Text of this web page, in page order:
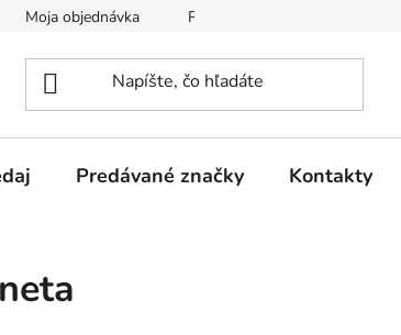
Moja objednávka Reklamačný protokol
Predávané značky Kontakty